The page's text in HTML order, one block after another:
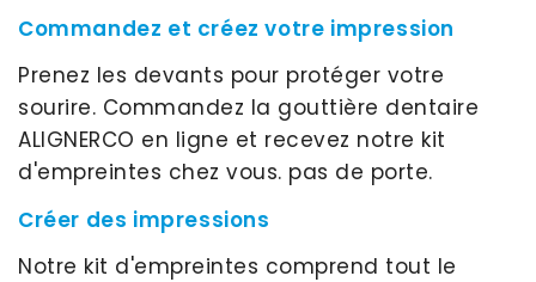
Commandez et créez votre impression
Prenez les devants pour protéger votre
sourire. Commandez la gouttière dentaire
ALIGNERCO en ligne et recevez notre kit
d'empreintes chez vous. pas de porte.
Créer des impressions
Notre kit d'empreintes comprend tout le